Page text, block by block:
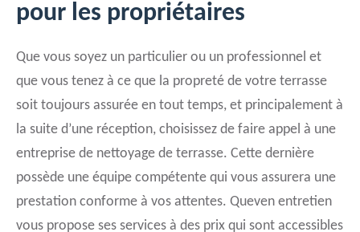
pour les propriétaires
Que vous soyez un particulier ou un professionnel et
que vous tenez à ce que la propreté de votre terrasse
soit toujours assurée en tout temps, et principalement à
la suite d’une réception, choisissez de faire appel à une
entreprise de nettoyage de terrasse. Cette dernière
possède une équipe compétente qui vous assurera une
prestation conforme à vos attentes. Queven entretien
vous propose ses services à des prix qui sont accessibles